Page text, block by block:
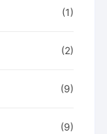
(1)
(2)
(9)
(9)